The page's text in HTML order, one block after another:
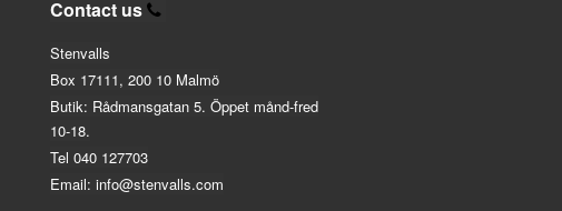
Contact us
Stenvalls
Box 17111, 200 10 Malmö
Butik: Rådmansgatan 5. Öppet månd-fred
10-18.
Tel 040 127703
Email: info@stenvalls.com